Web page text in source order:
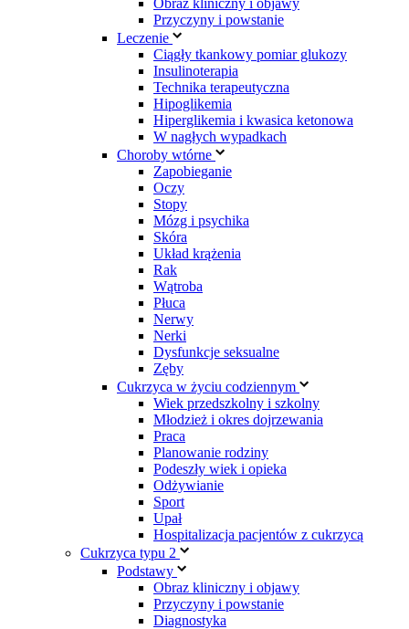
Przyczyny i powstanie
Leczenie
Ciągły tkankowy pomiar glukozy
Insulinoterapia
Technika terapeutyczna
Hipoglikemia
Hiperglikemia i kwasica ketonowa
W nagłych wypadkach
Choroby wtórne
Zapobieganie
Oczy
Stopy
Mózg i psychika
Skóra
Układ krążenia
Rak
Wątroba
Płuca
Nerwy
Nerki
Dysfunkcje seksualne
Zęby
Cukrzyca w życiu codziennym
Wiek przedszkolny i szkolny
Młodzież i okres dojrzewania
Praca
Planowanie rodziny
Podeszły wiek i opieka
Odżywianie
Sport
Upał
Hospitalizacja pacjentów z cukrzycą
Cukrzyca typu 2
Podstawy
Obraz kliniczny i objawy
Przyczyny i powstanie
Diagnostyka